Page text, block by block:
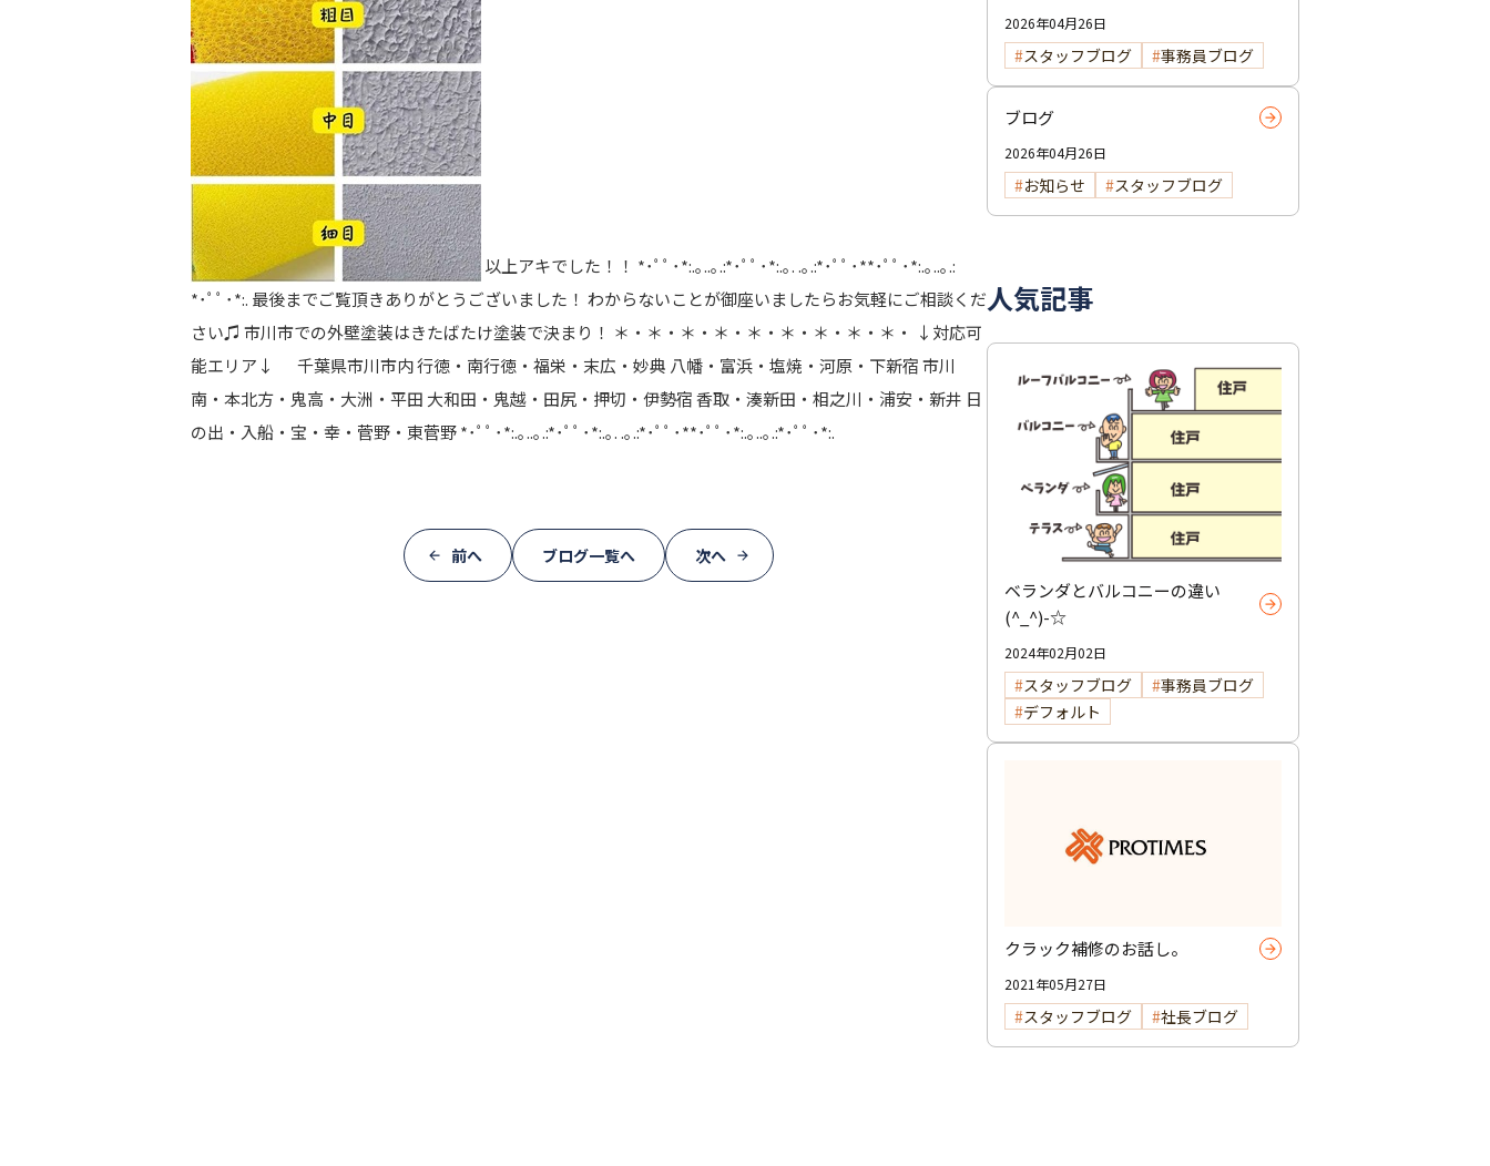
以上アキでした！！ *･ﾟﾟ･*:.｡..｡.:*･ﾟﾟ･*:.｡. .｡.:*･ﾟﾟ･**･ﾟﾟ･*:.｡..｡.:
*･ﾟﾟ･*:. 最後までご覧頂きありがとうございました！ わからないことが御座いましたらお気軽にご相談くだ
さい♫ 市川市での外壁塗装はきたばたけ塗装で決まり！ ＊・＊・＊・＊・＊・＊・＊・＊・＊・ ↓対応可
能エリア↓ 千葉県市川市内 行徳・南行徳・福栄・末広・妙典 八幡・富浜・塩焼・河原・下新宿 市川
南・本北方・鬼高・大洲・平田 大和田・鬼越・田尻・押切・伊勢宿 香取・湊新田・相之川・浦安・新井 日
の出・入船・宝・幸・菅野・東菅野 *･ﾟﾟ･*:.｡..｡.:*･ﾟﾟ･*:.｡. .｡.:*･ﾟﾟ･**･ﾟﾟ･*:.｡..｡.:*･ﾟﾟ･*:.
前へ ブログ一覧へ 次へ
2026年04月26日
スタッフブログ 事務員ブログ
ブログ
2026年04月26日
お知らせ スタッフブログ
人気記事
ベランダとバルコニーの違い
(^_^)-☆
2024年02月02日
スタッフブログ
事務員ブログ
デフォルト
クラック補修のお話し。
2021年05月27日
スタッフブログ 社長ブログ